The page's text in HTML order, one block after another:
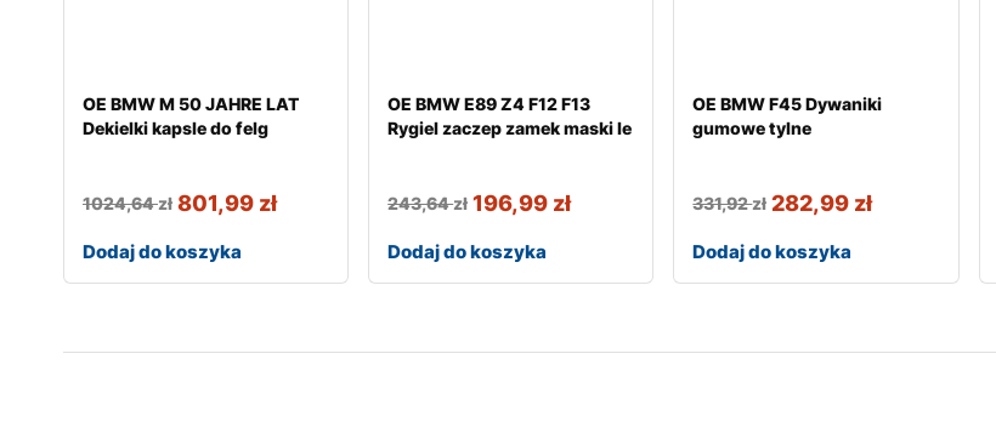
OE BMW M 50 JAHRE LAT
Dekielki kapsle do felg
1024,64zł 801,99 zł
Dodaj do koszyka
OE BMW E89 Z4 F12 F13
Rygiel zaczep zamek maski le
243,64zł 196,99 zł
Dodaj do koszyka
OE BMW F45 Dywaniki
gumowe tylne
331,92zł 282,99 zł
Dodaj do koszyka